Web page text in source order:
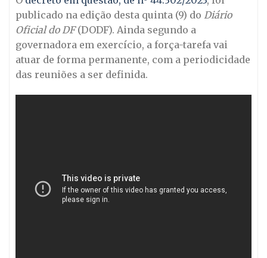
publicado na edição desta quinta (9) do Diário
Oficial do DF(DODF). Ainda segundo a
governadora em exercício, a força-tarefa vai
atuar de forma permanente, com a periodicidade
das reuniões a ser definida.